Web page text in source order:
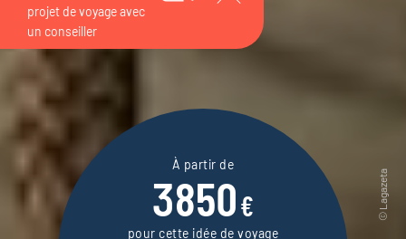
À partir de
3850€
pour cette idée de voyage
pour discuter de votre projet
de voyage avec un conseiller